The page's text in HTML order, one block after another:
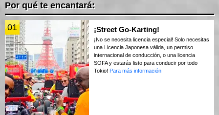
Por qué te encantará:
01 ¡Street Go-Karting!
¡No se necesita licencia especial! Solo necesitas
una Licencia Japonesa válida, un permiso
internacional de conducción, o una licencia
SOFA y estarás listo para conducir por todo
Tokio! Para más información